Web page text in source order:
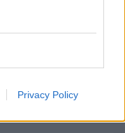
Privacy Policy
un must-have